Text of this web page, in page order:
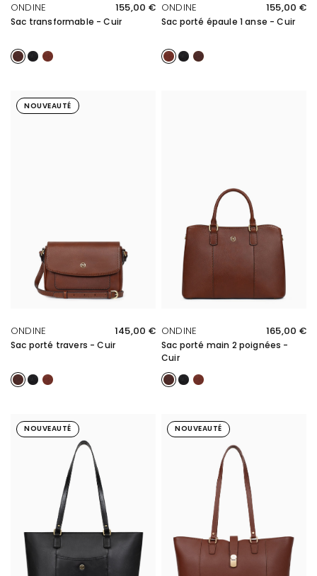
ONDINE 155,00 €
Sac transformable - Cuir
Marron
NoirCognac
ONDINE 155,00 €
Sac porté épaule 1 anse - Cuir
Cognac
NoirMarron
NOUVEAUTÉ
ONDINE 145,00 €
Sac porté travers - Cuir
Marron
NoirCognac
ONDINE 165,00 €
Sac porté main 2 poignées -
Cuir
Marron
NoirCognac
NOUVEAUTÉ NOUVEAUTÉ